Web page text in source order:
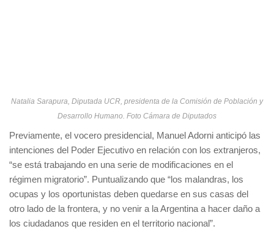
Natalia Sarapura, Diputada UCR, presidenta de la Comisión de Población y
Desarrollo Humano. Foto Cámara de Diputados
Previamente, el vocero presidencial, Manuel Adorni anticipó las
intenciones del Poder Ejecutivo en relación con los extranjeros,
“se está trabajando en una serie de modificaciones en el
régimen migratorio”. Puntualizando que “los malandras, los
ocupas y los oportunistas deben quedarse en sus casas del
otro lado de la frontera, y no venir a la Argentina a hacer daño a
los ciudadanos que residen en el territorio nacional”.